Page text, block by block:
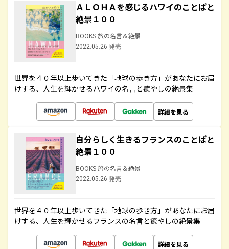
ＡＬＯＨＡを感じるハワイのことばと
絶景１００
BOOKS 旅の名言＆絶景
2022.05.26 発売
世界を４０年以上歩いてきた「地球の歩き方」があなたにお届
けする、人生を輝かせるハワイの名言と癒やしの絶景集
詳細を見る
自分らしく生きるフランスのことばと
絶景１００
BOOKS 旅の名言＆絶景
2022.05.26 発売
世界を４０年以上歩いてきた「地球の歩き方」があなたにお届
けする、人生を輝かせるフランスの名言と癒やしの絶景集
詳細を見る